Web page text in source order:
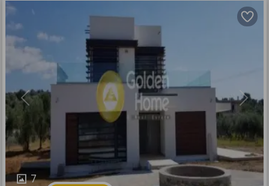
7
Previous Next